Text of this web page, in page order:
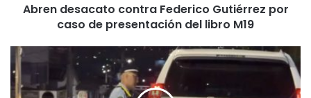
Abren desacato contra Federico Gutiérrez por
caso de presentación del libro M19